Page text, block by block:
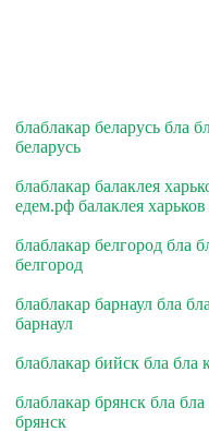
блаблакар беларусь бла
беларусь
блаблакар балаклея
едем.рф балаклея харьков
блаблакар белгород бла
белгород
блаблакар барнаул бла
барнаул
блаблакар бийск бла
блаблакар брянск бла
брянск